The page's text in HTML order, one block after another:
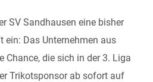
SV Sandhausen eine bisher
Das Unternehmen aus
Chance, die sich in der 3. Liga
Trikotsponsor ab sofort auf